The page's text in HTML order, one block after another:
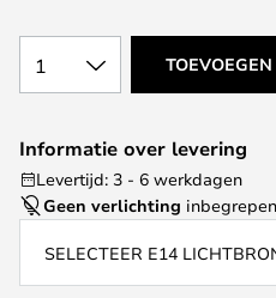
1
Informatie over levering
Levertijd: 3 - 6 werkdagen
Geen verlichting inbegrepen
SELECTEER E14